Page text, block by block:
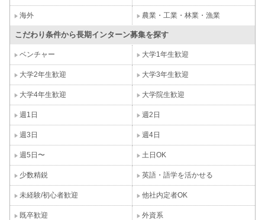
海外 農業・工業・林業・漁業
こだわり条件から長期インターン募集を探す
ベンチャー 大学1年生歓迎
大学2年生歓迎 大学3年生歓迎
大学4年生歓迎 大学院生歓迎
週1日 週2日
週3日 週4日
週5日〜 土日OK
少数精鋭 英語・語学を活かせる
未経験/初心者歓迎 他社内定者OK
既卒歓迎 外資系